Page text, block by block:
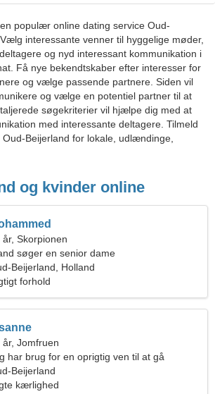
populær online dating service Oud-
interessante venner til hyggelige møder,
og nyd interessant kommunikation i
Få nye bekendtskaber efter interesser for
og vælge passende partnere. Siden vil
og vælge en potentiel partner til at
søgekriterier vil hjælpe dig med at
med interessante deltagere. Tilmeld
Beijerland for lokale, udlændinge,
og kvinder online
år, Skorpionen
søger en senior dame
Beijerland, Holland
forhold
år, Jomfruen
har brug for en oprigtig ven til at gå
Beijerland
kærlighed